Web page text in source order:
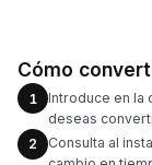
Cómo
1
Introduce en la
deseas
2
Consulta al